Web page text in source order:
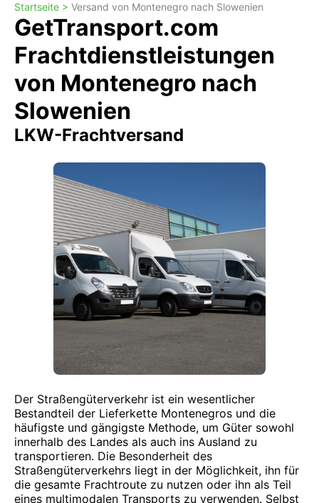
Startseite > Versand von Montenegro nach Slowenien
GetTransport.com
Frachtdienstleistungen
von Montenegro nach
Slowenien
LKW-Frachtversand
Der Straßengüterverkehr ist ein wesentlicher
Bestandteil der Lieferkette Montenegros und die
häufigste und gängigste Methode, um Güter sowohl
innerhalb des Landes als auch ins Ausland zu
transportieren. Die Besonderheit des
Straßengüterverkehrs liegt in der Möglichkeit, ihn für
die gesamte Frachtroute zu nutzen oder ihn als Teil
eines multimodalen Transports zu verwenden. Selbst